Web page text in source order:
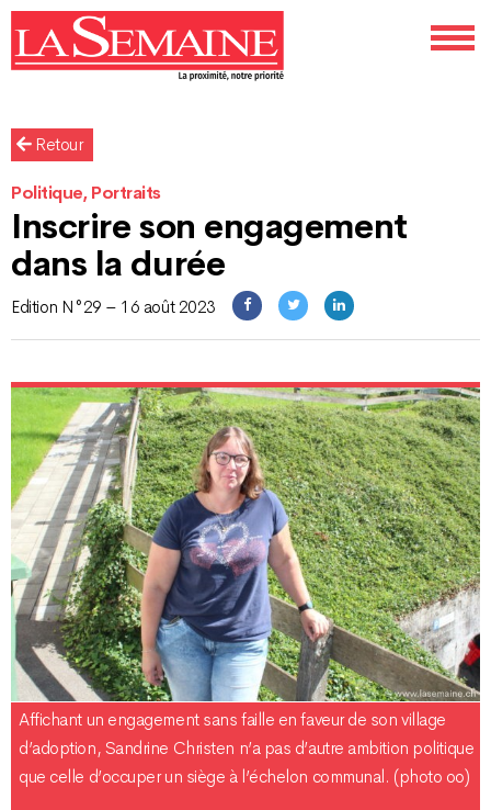
Retour
Politique, Portraits
Inscrire son engagement
dans la durée
Edition N°29 – 16 août 2023
Affichant un engagement sans faille en faveur de son village
d’adoption, Sandrine Christen n’a pas d’autre ambition politique
que celle d’occuper un siège à l’échelon communal. (photo oo)